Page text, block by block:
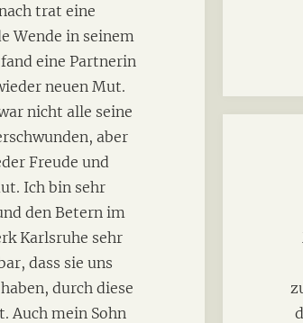
trat eine
Wende in seinem
eine Partnerin
neuen Mut.
nicht alle seine
aber
Freude und
Ich bin sehr
den Betern im
Karlsruhe sehr
dass sie uns
durch diese
Auch mein Sohn